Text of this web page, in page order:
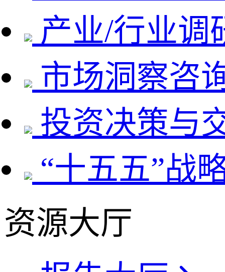
产业/行业调
市场洞察咨
投资决策与
“十五五”战
资源大厅